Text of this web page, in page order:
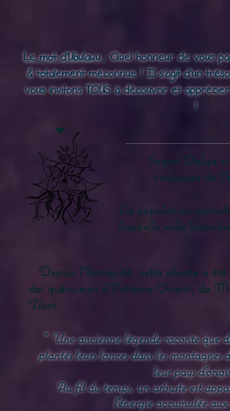
Sagan Dalya
originaire de
La population
l’appelle «aile
Le mot d'Ubulawu :Quel honneur de vous
& totalement méconnue ! Il s'agit d'un
vous invitons TOUS à découvrir et
!
Depuis l'Antiquité, cette plante a été
des guérisseurs d'Extrême-Orient, de
Tibet.
"Une ancienne légende raconte que
plantés leurs lances dans les
leur pays
Au fil du temps, un arbuste est
l’énergie accumulée